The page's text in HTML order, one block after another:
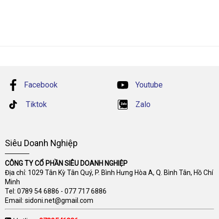
Facebook Youtube
Tiktok Zalo
Siêu Doanh Nghiệp
CÔNG TY CỔ PHẦN SIÊU DOANH NGHIỆP
Địa chỉ: 1029 Tân Kỳ Tân Quý, P. Bình Hưng Hòa A, Q. Bình Tân, Hồ Chí
Minh
Tel: 0789 54 6886 - 077 717 6886
Email: sidoni.net@gmail.com